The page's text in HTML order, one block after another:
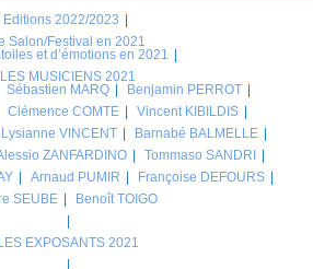
Editions 2022/2023
Salon/Festival en 2021
et d’émotions en 2021
LES MUSICIENS 2021
Sébastien MARQ
Benjamin PERROT
Clémence COMTE
Vincent KIBILDIS
Lysianne VINCENT
Barnabé BALMELLE
ZANFARDINO
Tommaso SANDRI
Arnaud PUMIR
Françoise DEFOURS
SEUBE
Benoît TOIGO
EXPOSANTS 2021